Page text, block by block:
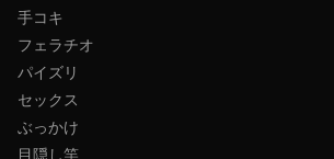
手コキ
フェラチオ
パイズリ
セックス
ぶっかけ
目隠し竿